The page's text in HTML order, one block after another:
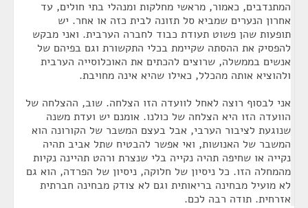
המתנדבים, כאמור, מראשי מחלקות ומנהלי בתי חולים, עד
אחרון הנערים שמביא סל תזונה לבית כזה או אחר. יש
תופעות שהן פשוט תעודת כבוד לחברה הערבית. ואני מבקש
להפסיק את ההסתה שקיימת בכלי התקשורת וגם בפיהם של
אנשים בממשלה, שרוצים להכתים את האוכלוסייה הערבית
ולהוציא אותה מהכלל, כאילו שהיא אינה מחויבת.
אני לבסוף רוצה לאחל לוועדה הזו הצלחה. שוב, ההצלחה של
הוועדה הזו היא הצלחה של כולנו. אומנם יש ועדת משנה
שנוגעת לציבור הערבי, אבל בעצם המשבר של הקורונה הוא
המשבר של האנושות, ואי אפשר להבטיח שתל אביב תהיה
נקייה או שחיפה תהיה נקייה בלי שנצרת ורהט תהיינה נקיות
מהמחלה הזו. כל ניסיון של חלוקה, ניסיון של הפרדה, הוא גם
לא מועיל מבחינה בריאותית וגם לא צודק מבחינה חברתית
אזרחית. תודה רבה לכם.